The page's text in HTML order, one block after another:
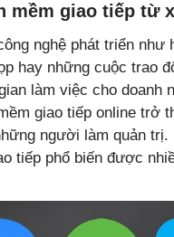
mềm giao tiếp từ
nghệ phát triển như
hay những cuộc trao
làm việc cho doanh
giao tiếp online trở
người làm quản
tiếp phổ biến được